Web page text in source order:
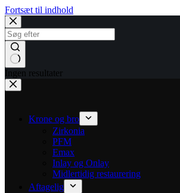
Fortsæt til indhold
Ingen resultater
Krone og bro
Zirkonia
PFM
Emax
Inlay og Onlay
Midlertidig restaurering
Aftagelig